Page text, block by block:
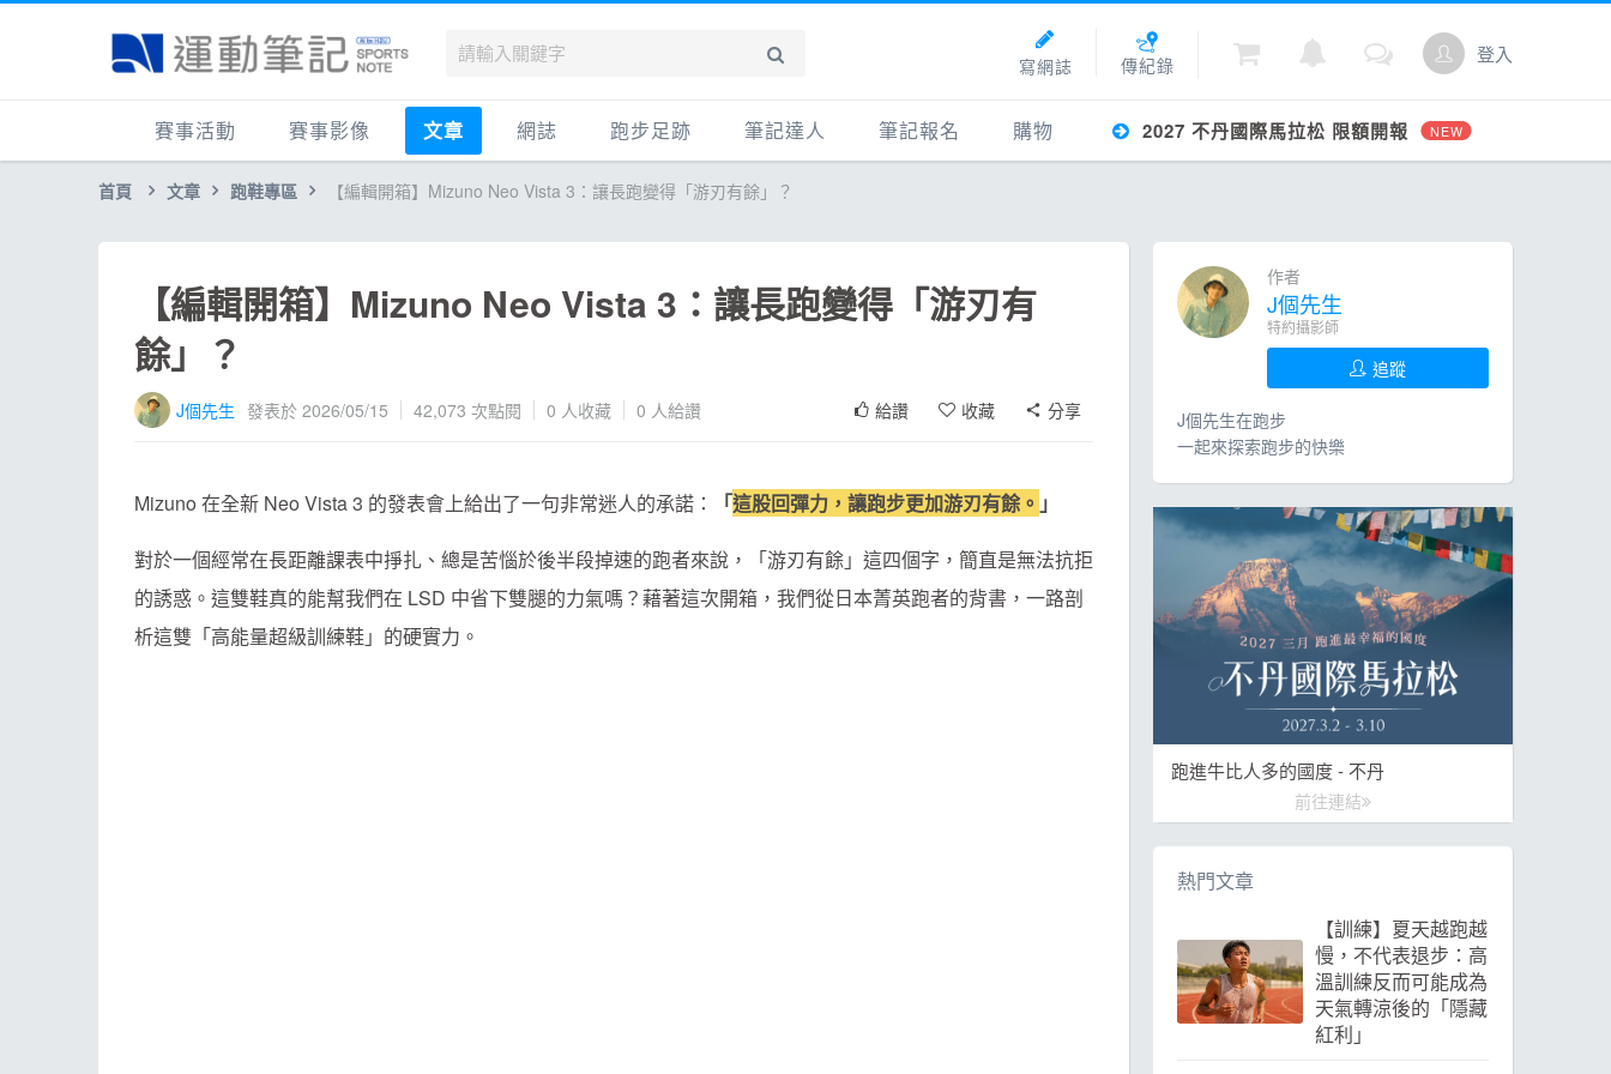
寫網誌 傳紀錄 登入
賽事活動
國內
國外
跟著筆記跑
健康品牌風雲賞
賽事影像
賽事影音相簿
跑步好影片
文章
品牌動態
運動賽事
人物故事
健康生活
話題
網誌
最新網誌
品牌動態
跑鞋專區
運科訓練
活動旅遊
ESG
跑步足跡
紀錄
路線
每日照片
筆記達人
筆記達人
跑者資料庫
筆記報名 購物
點數商城
什麼是點數
2027 不丹國際馬拉松 限額開報 NEW
首頁 文章 跑鞋專區 【編輯開箱】Mizuno Neo Vista 3：讓長跑變得「游刃有餘」？
【編輯開箱】Mizuno Neo Vista 3：讓長跑變得「游刃有
餘」？
J個先生 發表於 2026/05/15 42,073 次點閱 0 人收藏 0 人給讚 給讚 收藏 分享
Mizuno 在全新 Neo Vista 3 的發表會上給出了一句非常迷人的承諾： 「這股回彈力，讓跑步更加游刃有餘。 」
對於一個經常在長距離課表中掙扎、總是苦惱於後半段掉速的跑者來說，「游刃有餘」這四個字，簡直是無法抗拒
的誘惑。這雙鞋真的能幫我們在 LSD 中省下雙腿的力氣嗎？藉著這次開箱，我們從日本菁英跑者的背書，一路剖
析這雙「高能量超級訓練鞋」的硬實力。
作者
J個先生
特約攝影師
追蹤
J個先生在跑步
一起來探索跑步的快樂
跑進牛比人多的國度 - 不丹
前往連結
熱門文章
【訓練】夏天越跑越
慢，不代表退步：高
溫訓練反而可能成為
天氣轉涼後的「隱藏
紅利」